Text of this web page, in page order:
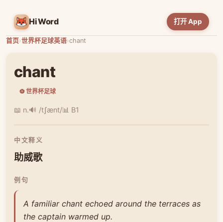
HiWord 打开 App
首页›世界杯足球英语›chant
chant
⚽ 世界杯足球
📖 n.🔊 /tʃænt/📊 B1
中文释义
助威歌
例句
A familiar chant echoed around the terraces as
the captain warmed up.